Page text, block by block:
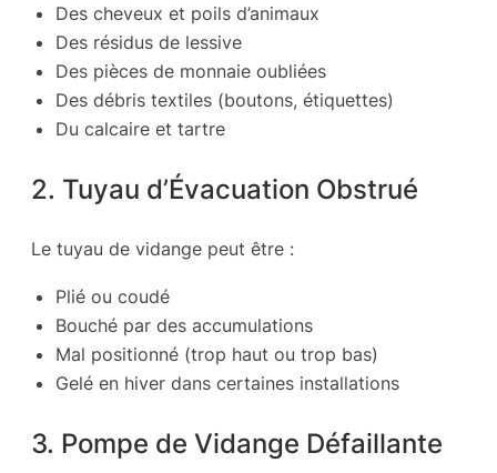
Des cheveux et poils d’animaux
Des résidus de lessive
Des pièces de monnaie oubliées
Des débris textiles (boutons, étiquettes)
Du calcaire et tartre
2. Tuyau d’Évacuation Obstrué
Le tuyau de vidange peut être :
Plié ou coudé
Bouché par des accumulations
Mal positionné (trop haut ou trop bas)
Gelé en hiver dans certaines installations
3. Pompe de Vidange Défaillante